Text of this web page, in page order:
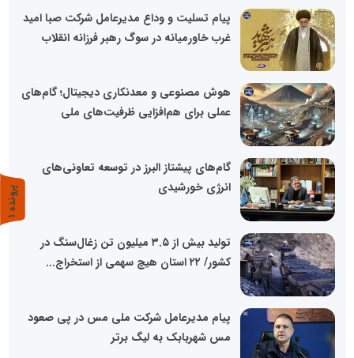
پیام تسلیت و وداع مدیرعامل شرکت صبا امید
غرب خاورمیانه در سوگ رهبر فرزانه انقلاب
هوش مصنوعی و معدنکاری دیجیتال؛ گام‌های
عملی برای هم‌افزایی ظرفیت‌های ملی
گام‌های پیشتاز البرز در توسعه تعاونی‌های
انرژی خورشیدی
تولید بیش از ۳.۵ میلیون تن زغال‌سنگ در
کشور/ ۲۲ استان هیچ سهمی از استخراج...
پیام مدیرعامل شرکت ملی مس در پی صعود
مس شهربابک به لیگ برتر
پ
ر
و
ن
د
ه
1